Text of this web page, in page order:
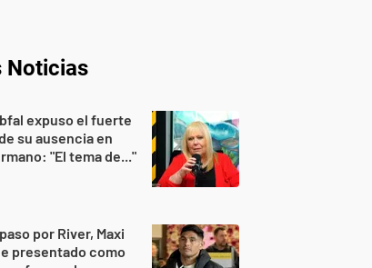
Noticias
expuso el fuerte
su ausencia en
"El tema de..."
por River, Maxi
presentado como